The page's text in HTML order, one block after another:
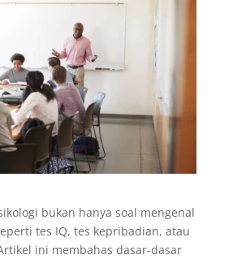
bukan hanya soal mengenal
tes IQ, tes kepribadian, atau
ini membahas dasar-dasar